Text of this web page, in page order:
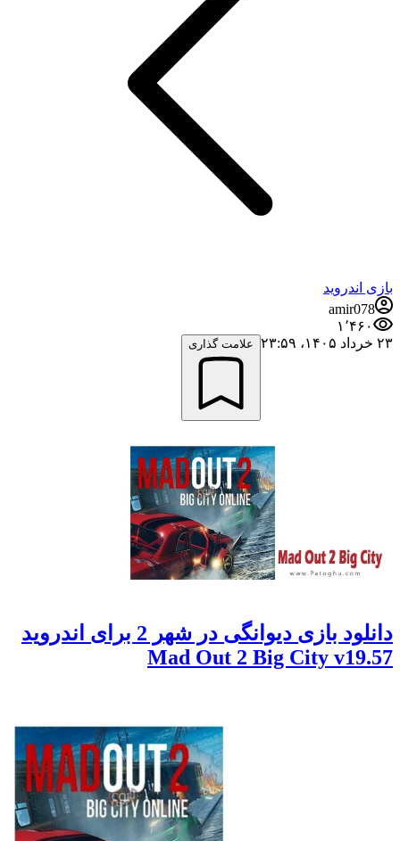
بازی اندروید
amir078
۱٬۴۶۰
۲۳ خرداد ۱۴۰۵،‏ ۲۳:۵۹
علامت گذاری
دانلود بازی دیوانگی در شهر 2 برای اندروید
Mad Out 2 Big City v19.57